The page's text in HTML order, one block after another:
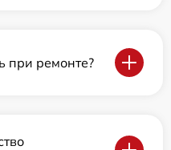
при ремонте?